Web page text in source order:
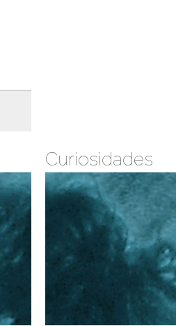
Curiosidades